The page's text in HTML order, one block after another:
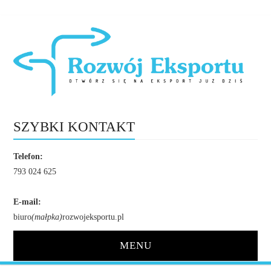
SZYBKI KONTAKT
Telefon:
793 024 625
E-mail:
biuro(małpka)rozwojeksportu.pl
MENU